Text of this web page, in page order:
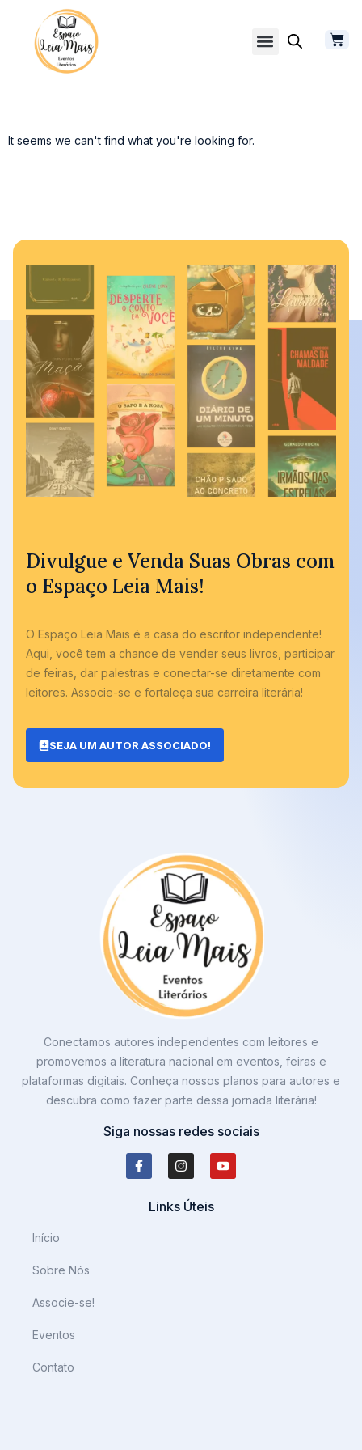
It seems we can't find what you're looking for.
Divulgue e Venda Suas Obras com
o Espaço Leia Mais!
O Espaço Leia Mais é a casa do escritor independente!
Aqui, você tem a chance de vender seus livros, participar
de feiras, dar palestras e conectar-se diretamente com
leitores. Associe-se e fortaleça sua carreira literária!
SEJA UM AUTOR ASSOCIADO!
Conectamos autores independentes com leitores e
promovemos a literatura nacional em eventos, feiras e
plataformas digitais. Conheça nossos planos para autores e
descubra como fazer parte dessa jornada literária!
Siga nossas redes sociais
Links Úteis
Início
Sobre Nós
Associe-se!
Eventos
Contato